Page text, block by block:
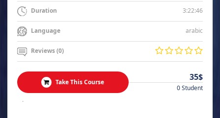
Duration 3:22:46
Language arabic
Reviews (0)
Take This Course 35$
0 Student
.